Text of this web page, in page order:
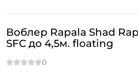
Воблер Rapala Shad
SFC до 4,5м. floating